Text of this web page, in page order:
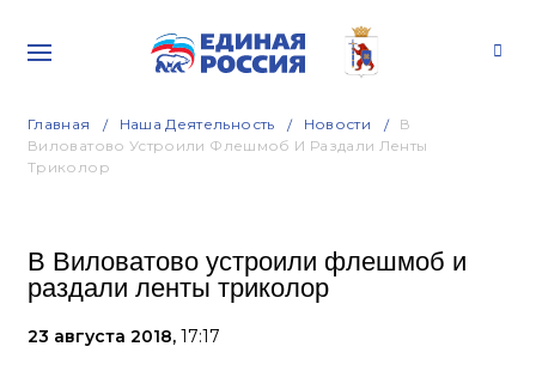
Главная Наша Деятельность Новости
В
Виловатово Устроили Флешмоб И Раздали Ленты
Триколор
В Виловатово устроили флешмоб и
раздали ленты триколор
23 августа 2018, 17:17